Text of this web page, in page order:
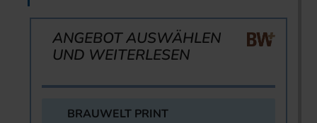
ANGEBOT AUSWÄHLEN
UND WEITERLESEN
BRAUWELT PRINT